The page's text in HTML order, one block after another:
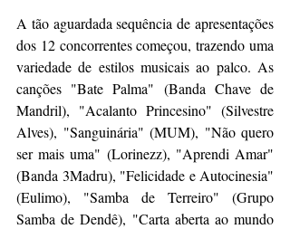
A tão aguardada sequência de apresentações
dos 12 concorrentes começou, trazendo uma
variedade de estilos musicais ao palco. As
canções "Bate Palma" (Banda Chave de
Mandril), "Acalanto Princesino" (Silvestre
Alves), "Sanguinária" (MUM), "Não quero
ser mais uma" (Lorinezz), "Aprendi Amar"
(Banda 3Madru), "Felicidade e Autocinesia"
(Eulimo), "Samba de Terreiro" (Grupo
Samba de Dendê), "Carta aberta ao mundo